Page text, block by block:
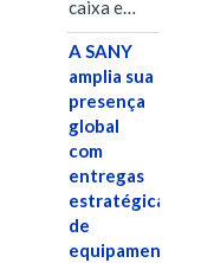
caixa e…
A SANY
amplia sua
presença
global
com
entregas
estratégicas
de
equipamentos